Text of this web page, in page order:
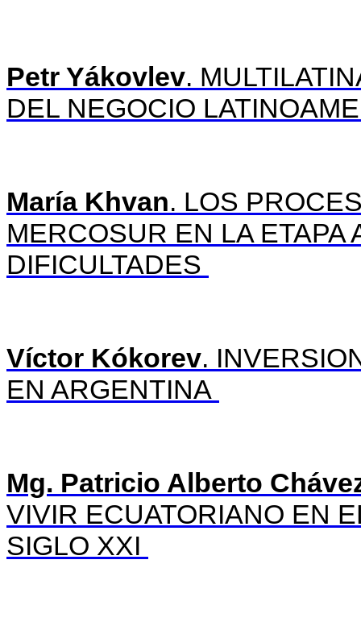
Petr Yákovlev.
DEL NEGOCIO
María Khvan. LOS
MERCOSUR EN LA ETAPA
DIFICULTADES
Víctor Kókorev.
EN ARGENTINA
Mg. Patricio Alberto
VIVIR ECUATORIANO EN
SIGLO XXI